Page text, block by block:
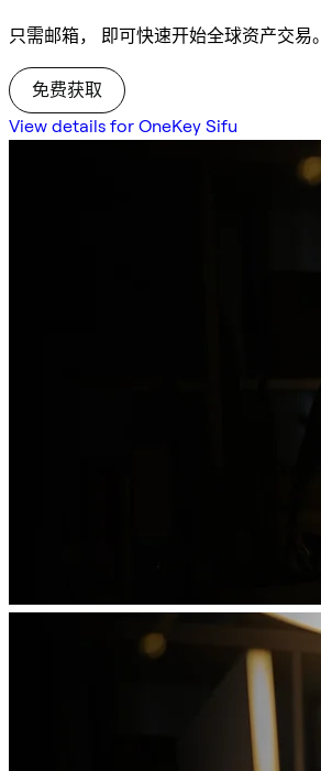
只需邮箱， 即可快速开始全球资产交易。
免费获取
View details for OneKey Sifu